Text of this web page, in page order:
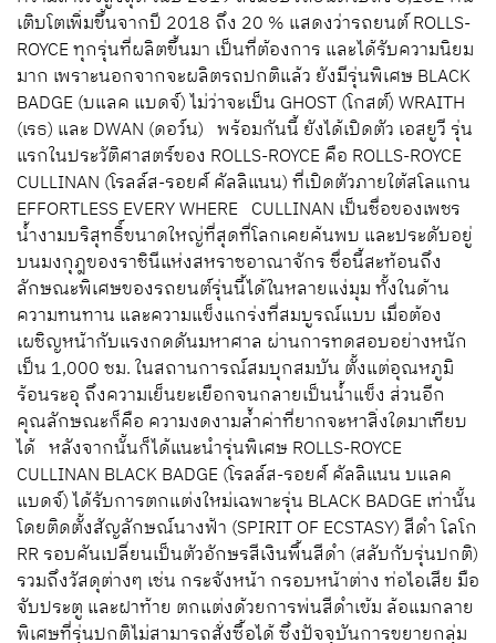
เติบโตเพิ่มขึ้นจากปี 2018 ถึง 20 % แสดงว่ารถยนต์ ROLLS-
ROYCE ทุกรุ่นที่ผลิตขึ้นมา เป็นที่ต้องการ และได้รับความนิยม
มาก เพราะนอกจากจะผลิตรถปกติแล้ว ยังมีรุ่นพิเศษ BLACK
BADGE (บแลค แบดจ์) ไม่ว่าจะเป็น GHOST (โกสต์) WRAITH
(เรธ) และ DWAN (ดอว์น) พร้อมกันนี้ ยังได้เปิดตัว เอสยูวี รุ่น
แรกในประวัติศาสตร์ของ ROLLS-ROYCE คือ ROLLS-ROYCE
CULLINAN (โรลล์ส-รอยศ์ คัลลิแนน) ที่เปิดตัวภายใต้สโลแกน
EFFORTLESS EVERY WHERE CULLINAN เป็นชื่อของเพชร
น้ำงามบริสุทธิ์ขนาดใหญ่ที่สุดที่โลกเคยค้นพบ และประดับอยู่
บนมงกุฎของราชินีแห่งสหราชอาณาจักร ชื่อนี้สะท้อนถึง
ลักษณะพิเศษของรถยนต์รุ่นนี้ได้ในหลายแง่มุม ทั้งในด้าน
ความทนทาน และความแข็งแกร่งที่สมบูรณ์แบบ เมื่อต้อง
เผชิญหน้ากับแรงกดดันมหาศาล ผ่านการทดสอบอย่างหนัก
เป็น 1,000 ชม. ในสถานการณ์สมบุกสมบัน ตั้งแต่อุณหภูมิ
ร้อนระอุ ถึงความเย็นยะเยือกจนกลายเป็นน้ำแข็ง ส่วนอีก
คุณลักษณะก็คือ ความงดงามล้ำค่าที่ยากจะหาสิ่งใดมาเทียบ
ได้ หลังจากนั้นก็ได้แนะนำรุ่นพิเศษ ROLLS-ROYCE
CULLINAN BLACK BADGE (โรลล์ส-รอยศ์ คัลลิแนน บแลค
แบดจ์) ได้รับการตกแต่งใหม่เฉพาะรุ่น BLACK BADGE เท่านั้น
โดยติดตั้งสัญลักษณ์นางฟ้า (SPIRIT OF ECSTASY) สีดำ โลโก
RR รอบคันเปลี่ยนเป็นตัวอักษรสีเงินพื้นสีดำ (สลับกับรุ่นปกติ)
รวมถึงวัสดุต่างๆ เช่น กระจังหน้า กรอบหน้าต่าง ท่อไอเสีย มือ
จับประตู และฝาท้าย ตกแต่งด้วยการพ่นสีดำเข้ม ล้อแมกลาย
พิเศษที่รุ่นปกติไม่สามารถสั่งซื้อได้ ซึ่งปัจจุบันการขยายกลุ่ม